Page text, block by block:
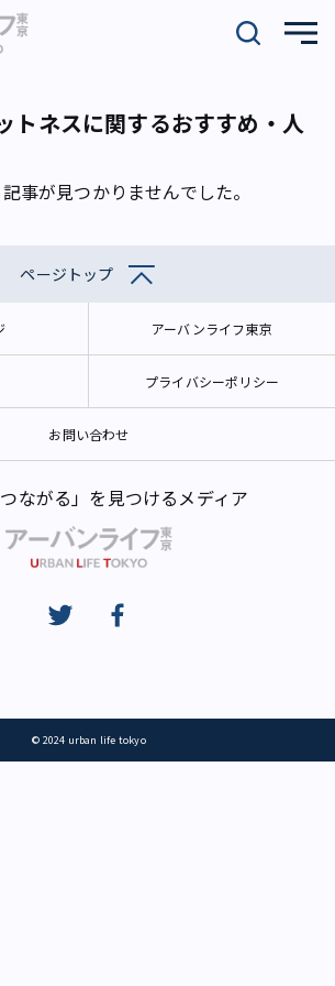
トネスに関するおすすめ・人
事が見つかりませんでした。
ページトップ
アーバンライフ東京
プライバシーポリシー
お問い合わせ
ながる」を見つけるメディア
© 2024 urban life tokyo